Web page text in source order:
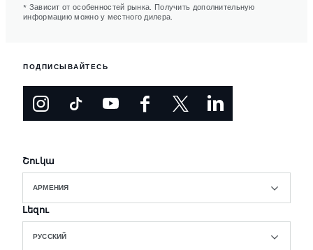
* Зависит от особенностей рынка. Получить дополнительную
информацию можно у местного дилера.
ПОДПИСЫВАЙТЕСЬ
Շուկա
АРМЕНИЯ
Լեզու
РУССКИЙ